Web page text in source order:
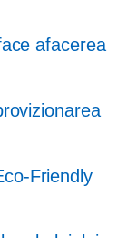
afacerea
Friendly